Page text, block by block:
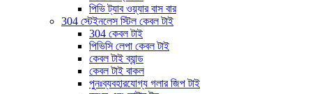
পিভি ট্যাব ওয়্যার বাস বার
304 স্টেইনলেস স্টিল কেবল টাই
304 কেবল টাই
পিভিসি লেপা কেবল টাই
কেবল টাই ব্যান্ড
কেবল টাই বাকল
পুনঃব্যবহারযোগ্য গলার জিপ টাই